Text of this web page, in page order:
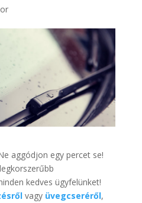
aggódjon egy percet se!
kedves ügyfelünket!
vagy üvegcseréről,